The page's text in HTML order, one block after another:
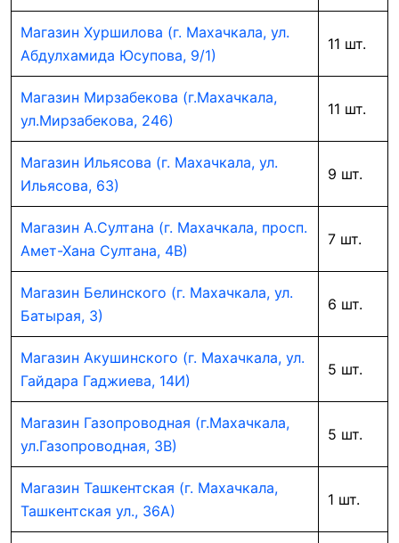
Магазин Хуршилова (г. Махачкала, ул.
Абдулхамида Юсупова, 9/1)
11 шт.
Магазин Мирзабекова (г.Махачкала,
ул.Мирзабекова, 246)
11 шт.
Магазин Ильясова (г. Махачкала, ул.
Ильясова, 63)
9 шт.
Магазин А.Султана (г. Махачкала, просп.
Амет-Хана Султана, 4В)
7 шт.
Магазин Белинского (г. Махачкала, ул.
Батырая, 3)
6 шт.
Магазин Акушинского (г. Махачкала, ул.
Гайдара Гаджиева, 14И)
5 шт.
Магазин Газопроводная (г.Махачкала,
ул.Газопроводная, 3В)
5 шт.
Магазин Ташкентская (г. Махачкала,
Ташкентская ул., 36А)
1 шт.